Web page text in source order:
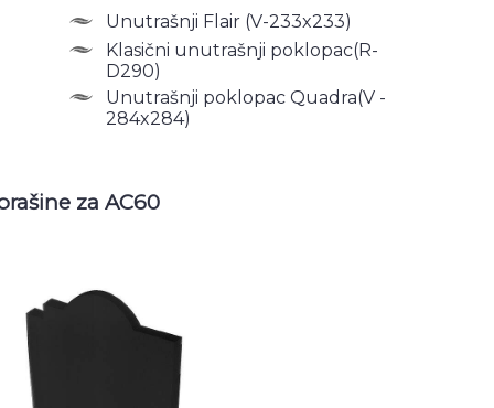
Unutrašnji Flair (V-233x233)
Klasični unutrašnji poklopac(R-
D290)
Unutrašnji poklopac Quadra(V -
284x284)
za AC60